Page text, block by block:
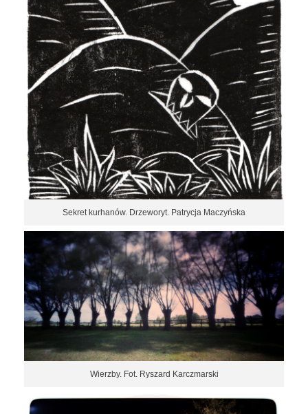
Sekret kurhanów. Drzeworyt. Patrycja Maczyńska
Wierzby. Fot. Ryszard Karczmarski